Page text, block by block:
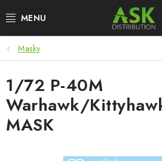
na
WARHAMMER
ASK PRODUKTY
NOVINKY
Masky
1/72 P-40M
Warhawk/
MASK